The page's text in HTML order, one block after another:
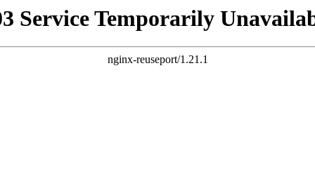
Service Temporarily
nginx-reuseport/1.21.1